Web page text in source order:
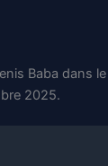
Baba dans
2025.